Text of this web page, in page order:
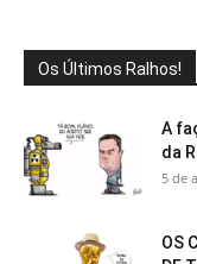
Os Últimos Ralhos!
A
da
5 de
OS